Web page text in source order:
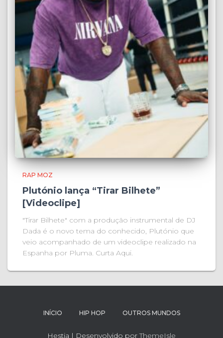
RAP MOZ
Plutónio lança “Tirar Bilhete”
[Videoclipe]
"Tirar Bilhete" com a produção instrumental de DJ
Dada é o novo tema do conhecido, Plutónio que
veio acompanhado de um videoclipe realizado na
Espanha por Pluma. Curta Aqui.
INÍCIO HIP HOP OUTROS MUNDOS
Hestia | Desenvolvido porThemeIsle